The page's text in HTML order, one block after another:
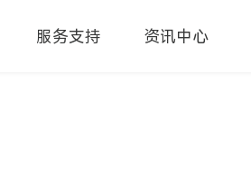
服务支持 资讯中心